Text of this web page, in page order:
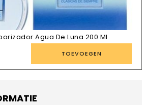
Agua De Luna 200 Ml
TOEVOEGEN